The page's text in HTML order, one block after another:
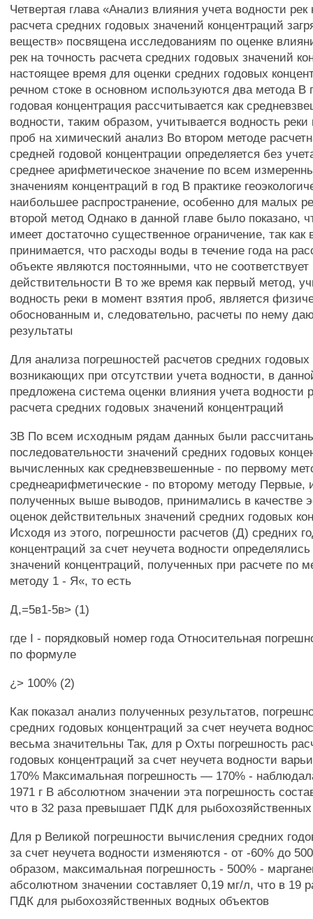
Четвертая глава «Анализ влияния учета водности рек
расчета средних годовых значений концентраций
веществ» посвящена исследованиям по оценке
рек на точность расчета средних годовых значений
настоящее время для оценки средних годовых
речном стоке в основном используются два метода В
годовая концентрация рассчитывается как
водности, таким образом, учитывается водность
проб на химический анализ Во втором методе
средней годовой концентрации определяется без
среднее арифметическое значение по всем
значениям концентраций в год В практике
наибольшее распространение, особенно для малых
второй метод Однако в данной главе было показано,
имеет достаточно существенное ограничение, так
принимается, что расходы воды в течение года на
объекте являются постоянными, что не соответствует
действительности В то же время как первый метод,
водность реки в момент взятия проб, является
обоснованным и, следовательно, расчеты по нему
результаты
Для анализа погрешностей расчетов средних
возникающих при отсутствии учета водности, в
предложена система оценки влияния учета водности
расчета средних годовых значений концентраций
ЗВ По всем исходным рядам данных были
последовательности значений средних годовых
вычисленных как средневзвешенные - по первому
среднеарифметические - по второму методу Первые,
полученных выше выводов, принимались в качестве
оценок действительных значений средних годовых
Исходя из этого, погрешности расчетов (Д) средних
концентраций за счет неучета водности определялись
значений концентраций, полученных при расчете по
методу 1 - Я«, то есть
Д,=5в1-5в> (1)
где I - порядковый номер года Относительная
по формуле
¿> 100% (2)
Как показал анализ полученных результатов,
средних годовых концентраций за счет неучета
весьма значительны Так, для р Охты погрешность
годовых концентраций за счет неучета водности
170% Максимальная погрешность — 170% -
1971 г В абсолютном значении эта погрешность
что в 32 раза превышает ПДК для
Для р Великой погрешности вычисления средних
за счет неучета водности изменяются - от -60% до
образом, максимальная погрешность - 500% -
абсолютном значении составляет 0,19 мг/л, что в 19
ПДК для рыбохозяйственных водных объектов